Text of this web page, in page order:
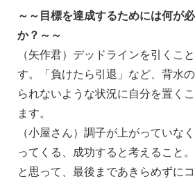
～～目標を達成するためには何が
か？～～
（矢作君）デッドラインを引くこ
す。「負けたら引退」など、背水
られないような状況に自分を置く
ます。
（小屋さん）調子が上がっていな
ってくる、成功すると考えること
と思って、最後まであきらめずに